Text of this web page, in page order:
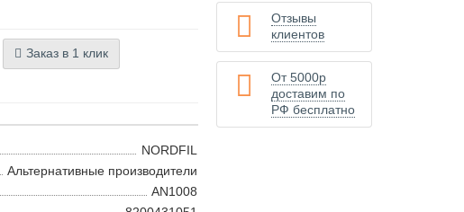
Заказ в 1 клик
NORDFIL
Альтернативные производители
AN1008
Отзывы
клиентов
От 5000р
доставим по
РФ бесплатно